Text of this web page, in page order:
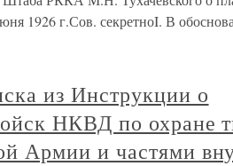
1926 г.Сов. секретноI. В
из Инструкции о
НКВД по охране
Армии и частями